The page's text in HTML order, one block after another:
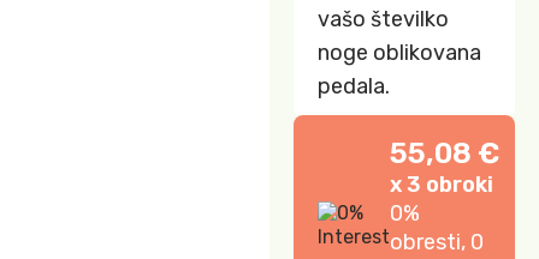
vašo številko
noge oblikovana
pedala.
55,08 €
x 3 obroki
0%
obresti, 0